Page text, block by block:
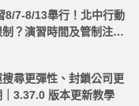
8/7-8/13舉行！北中行動
？演習時間及管制注意
搜尋更彈性、封鎖公司更
3.37.0 版本更新教學